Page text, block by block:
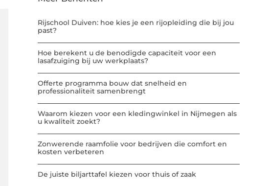
Rijschool Duiven: hoe kies je een rijopleiding die bij jou
past?
Hoe berekent u de benodigde capaciteit voor een
lasafzuiging bij uw werkplaats?
Offerte programma bouw dat snelheid en
professionaliteit samenbrengt
Waarom kiezen voor een kledingwinkel in Nijmegen als
u kwaliteit zoekt?
Zonwerende raamfolie voor bedrijven die comfort en
kosten verbeteren
De juiste biljarttafel kiezen voor thuis of zaak